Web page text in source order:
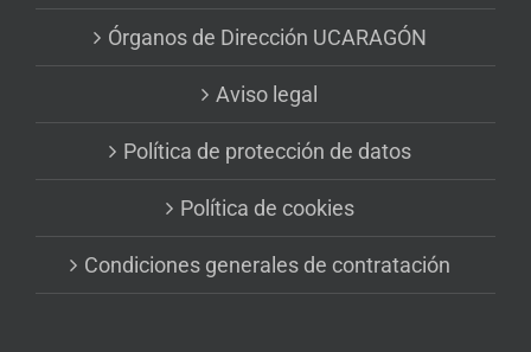
Órganos de Dirección UCARAGÓN
Aviso legal
Política de protección de datos
Política de cookies
Condiciones generales de contratación